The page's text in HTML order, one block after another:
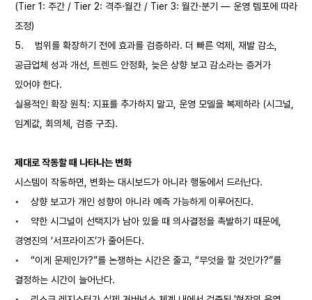
(Tier 1: 주간 / Tier 2: 격주·월간 / Tier 3: 월간·분기 — 운영 템포에 따라
조정)
5.
범위를 확장하기 전에 효과를 검증하라. 더 빠른 억제, 재발 감소,
공급업체 성과 개선, 트렌드 안정화, 늦은 상향 보고 감소라는 증거가
있어야 한다.
실용적인 확장 원칙: 지표를 추가하지 말고, 운영 모델을 복제하라 (시그널,
임계값, 회의체, 검증 구조).
제대로 작동할 때 나타나는 변화
시스템이 작동하면, 변화는 대시보드가 아니라 행동에서 드러난다.
•
상향 보고가 개인 성향이 아니라 예측 가능하게 이루어진다.
•
약한 시그널이 선택지가 남아 있을 때 의사결정을 촉발하기 때문에,
경영진의 ‘서프라이즈’가 줄어든다.
•
“이게 문제인가?”를 논쟁하는 시간은 줄고, “무엇을 할 것인가?”를
결정하는 시간이 늘어난다.